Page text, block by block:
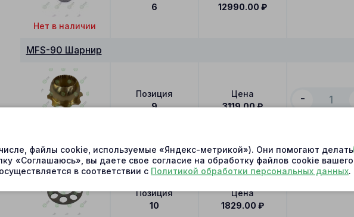
Нет в наличии
6
12990.00 ₽
MFS-90 Шарнир
Позиция
9
Цена
3119.00₽
-
MFS-90 Прижимная пластина
Позиция
10
Цена
1829.00 ₽
файлы cookie, используемые «Яндекс-метрикой»). Они помогают делать
«Соглашаюсь», вы даете свое согласие на обработку файлов cookie вашего
в соответствии с Политикой обработки персональных данных.